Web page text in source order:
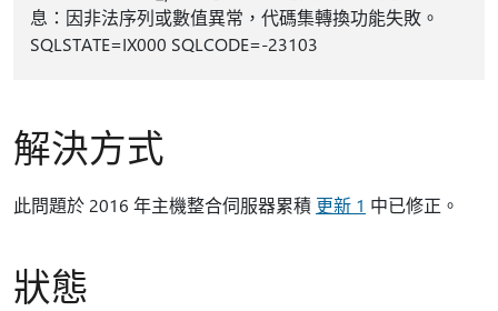
息：因非法序列或數值異常，代碼集轉換功能失敗。
SQLSTATE=IX000 SQLCODE=-23103
解決方式
此問題於 2016 年主機整合伺服器累積 更新 1 中已修正。
狀態